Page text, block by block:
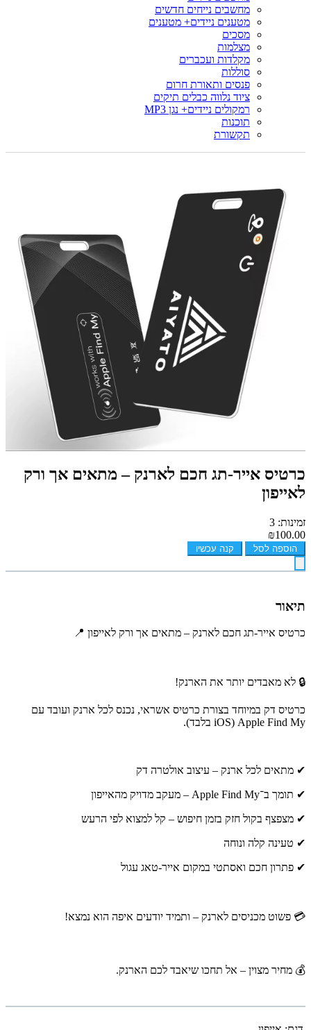
מחשבים נייחים חדשים
מטענים ניידים+ מטענים
מסכים
מצלמות
מקלדות ועכברים
סוללות
פנסים ותאורת חרום
ציוד נלווה כבלים תיקים
רמקולים ניידים+ נגן MP3
תוכנות
תקשורת
כרטיס אייר-תג חכם לארנק – מתאים אך ורק
לאייפון
זמינות: 3
₪100.00
הוספה לסל קנה עכשיו
תיאור
כרטיס אייר-תג חכם לארנק – מתאים אך ורק לאייפון 📍
🔒 לא מאבדים יותר את הארנק!
כרטיס דק במיוחד בצורת כרטיס אשראי, נכנס לכל ארנק ועובד עם
Apple Find My (iOS בלבד).
✔ מתאים לכל ארנק – עיצוב אולטרה דק
✔ תומך ב־Apple Find My – מעקב מדויק מהאייפון
✔ מצפצף בקול חזק בזמן חיפוש – קל למצוא לפי הרעש
✔ טעינה קלה ונוחה
✔ פתרון חכם ואסתטי במקום אייר-טאג עגול
💳 פשוט מכניסים לארנק – ותמיד יודעים איפה הוא נמצא!
💰 מחיר מצוין – אל תחכו שיאבד לכם הארנק.